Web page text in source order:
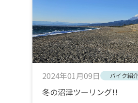
2024年01月09日 バイク紹介
冬の沼津ツーリング!!